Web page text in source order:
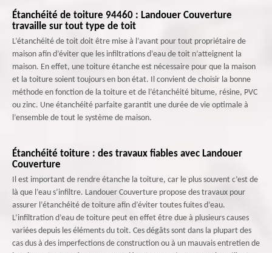
Étanchéité de toiture 94460 : Landouer Couverture
travaille sur tout type de toit
L’étanchéité de toit doit être mise à l’avant pour tout propriétaire de
maison afin d’éviter que les infiltrations d’eau de toit n’atteignent la
maison. En effet, une toiture étanche est nécessaire pour que la maison
et la toiture soient toujours en bon état. Il convient de choisir la bonne
méthode en fonction de la toiture et de l’étanchéité bitume, résine, PVC
ou zinc. Une étanchéité parfaite garantit une durée de vie optimale à
l’ensemble de tout le système de maison.
Étanchéité toiture : des travaux fiables avec Landouer
Couverture
Il est important de rendre étanche la toiture, car le plus souvent c’est de
là que l’eau s’infiltre. Landouer Couverture propose des travaux pour
assurer l’étanchéité de toiture afin d’éviter toutes fuites d’eau.
L’infiltration d’eau de toiture peut en effet être due à plusieurs causes
variées depuis les éléments du toit. Ces dégâts sont dans la plupart des
cas dus à des imperfections de construction ou à un mauvais entretien de